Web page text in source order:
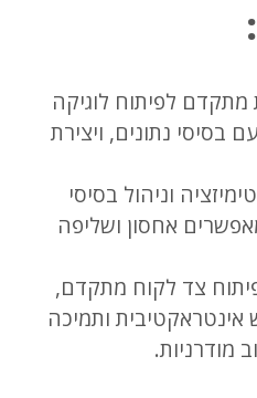
מתקדם לפיתוח לוגיקה
בסיסי נתונים, ויצירת
וניהול בסיסי
אחסון ושליפה
צד לקוח מתקדם,
אינטראקטיבית ותמיכה
מודרניות.